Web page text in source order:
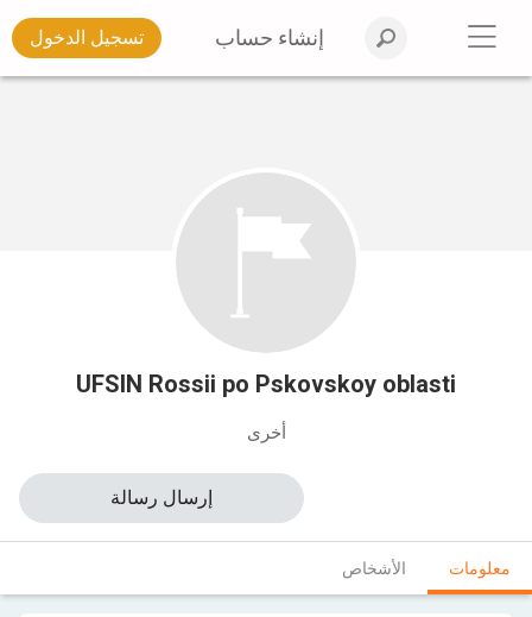
إنشاء حساب تسجيل الدخول
UFSIN Rossii po Pskovskoy oblasti
أخرى
معلومات الأشخاص
إرسال رسالة